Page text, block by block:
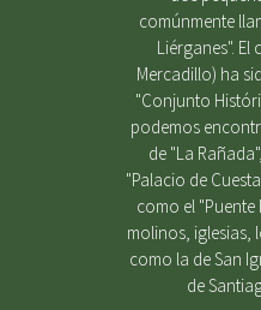
comúnmente
Liérganes". El
Mercadillo) ha
"Conjunto
podemos
de "La
"Palacio de
como el
molinos, iglesias,
como la de San
de